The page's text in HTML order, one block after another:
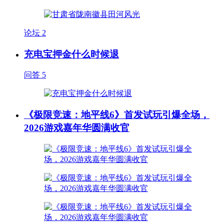
论坛 2
充电宝押金什么时候退
问答 5
《极限竞速：地平线6》首发试玩引爆全场，
2026游戏嘉年华圆满收官